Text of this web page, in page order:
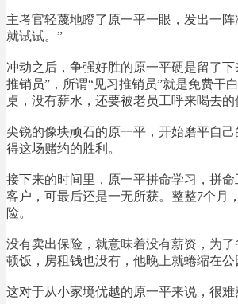
主考官轻蔑地瞪了原一平一眼，发出一
就试试。”
冲动之后，争强好胜的原一平硬是留了下
推销员”，所谓“见习推销员”就是免费干
桌，没有薪水，还要被老员工呼来喝去的
尖锐的像块顽石的原一平，开始磨平自
得这场赌约的胜利。
接下来的时间里，原一平拼命学习，拼
客户，可最后还是一无所获。整整7个月
险。
没有卖出保险，就意味着没有薪资，为
顿饭，房租钱也没有，他晚上就蜷缩在公
这对于从小家境优越的原一平来说，很难